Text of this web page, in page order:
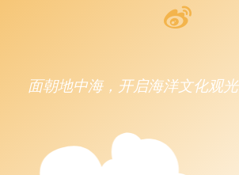
面朝地中海，开启海洋文化观光